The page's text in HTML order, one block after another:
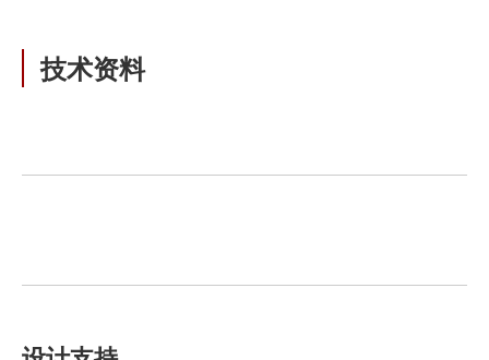
技术资料